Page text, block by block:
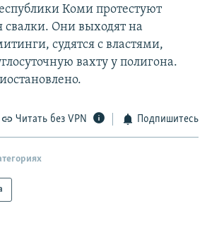
Коми протестуют
свалки. Они выходят на
судятся с властями,
вахту у полигона.
Читать без VPN Подпишитесь